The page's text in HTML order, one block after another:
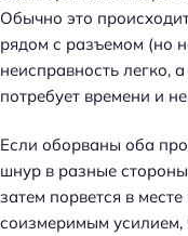
Обычно это
рядом с разъемом (но
неисправность легко,
потребует времени и
Если оборваны оба
шнур в разные
затем порвется в
соизмеримым усилием,